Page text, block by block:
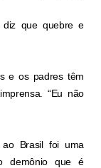
diz que quebre e
e os padres têm
“Eu não
Brasil foi uma
demônio que é